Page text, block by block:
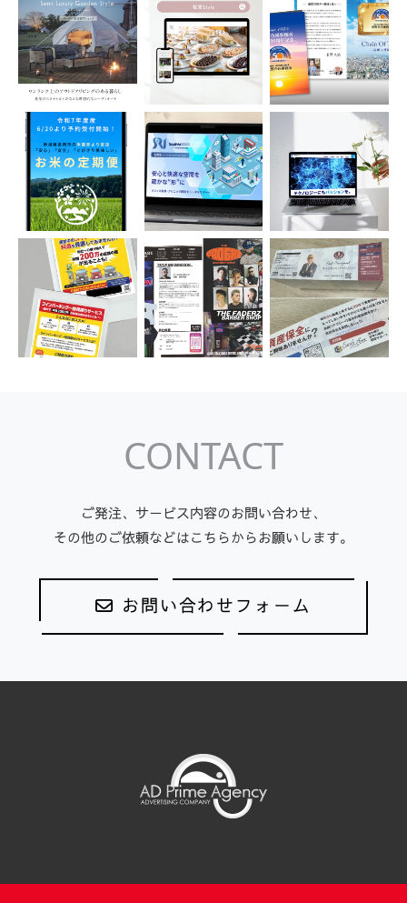
CONTACT
ご発注、サービス内容のお問い合わせ、
その他のご依頼などはこちらからお願いします。
お問い合わせフォーム